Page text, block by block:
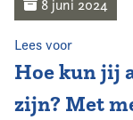
Nieuws
Opleiding
8 juni 2024
Lees voor
Hoe kun jij
zijn? Met